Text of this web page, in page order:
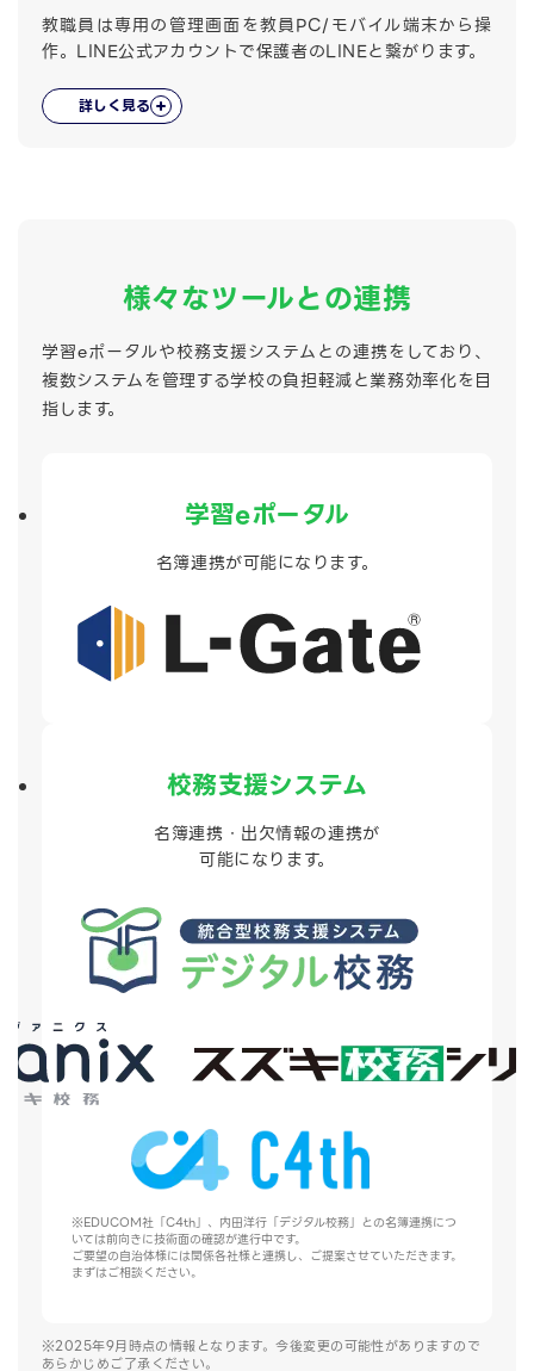
教職員は専用の管理画面を教員PC/モバイル端末から操
作。LINE公式アカウントで保護者のLINEと繋がります。
詳しく見る
様々なツールとの連携
学習eポータルや校務支援システムとの連携をしており、
複数システムを管理する学校の負担軽減と業務効率化を目
指します。
学習eポータル
名簿連携が可能になります。
校務支援システム
名簿連携・出欠情報の連携が
可能になります。
※EDUCOM社「C4th」、内田洋行「デジタル校務」との名簿連携につ
いては前向きに技術⾯の確認が進⾏中です。
ご要望の⾃治体様には関係各社様と連携し、ご提案させていただきます。
まずはご相談ください。
※2025年9月時点の情報となります。今後変更の可能性がありますので
あらかじめご了承ください。​